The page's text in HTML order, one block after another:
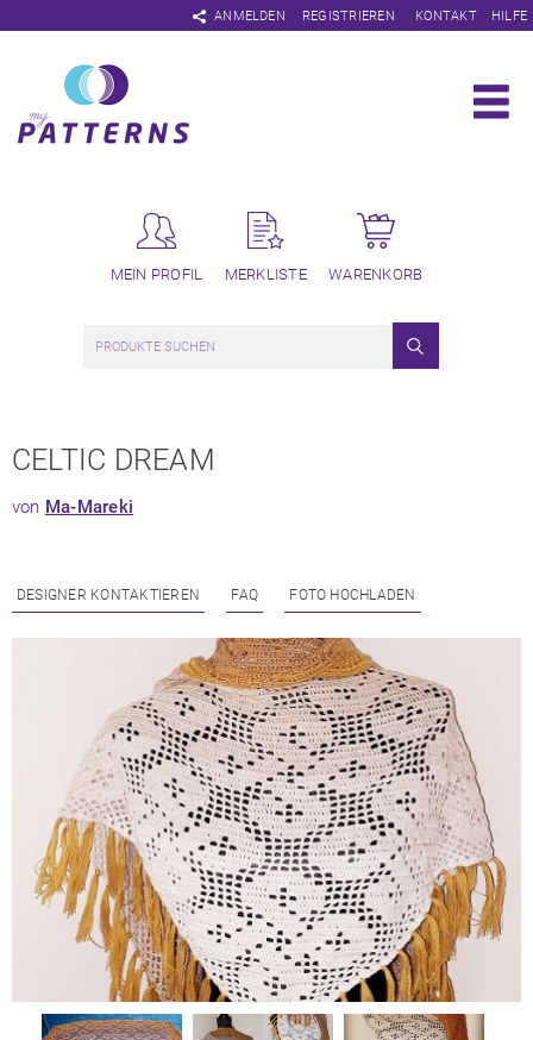
ANMELDEN
Navigation
überspringen
REGISTRIEREN KONTAKT HILFE
MEIN PROFIL MERKLISTE WARENKORB
CELTIC DREAM
von Ma-Mareki
DESIGNER KONTAKTIEREN FAQ FOTO HOCHLADEN